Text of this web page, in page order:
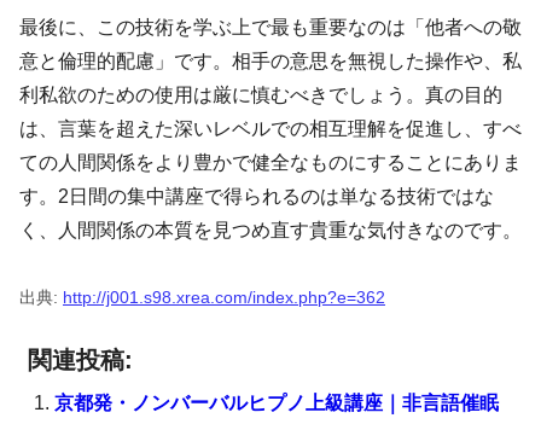
最後に、この技術を学ぶ上で最も重要なのは「他者への敬
意と倫理的配慮」です。相手の意思を無視した操作や、私
利私欲のための使用は厳に慎むべきでしょう。真の目的
は、言葉を超えた深いレベルでの相互理解を促進し、すべ
ての人間関係をより豊かで健全なものにすることにありま
す。2日間の集中講座で得られるのは単なる技術ではな
く、人間関係の本質を見つめ直す貴重な気付きなのです。
出典: http://j001.s98.xrea.com/index.php?e=362
関連投稿:
京都発・ノンバーバルヒプノ上級講座｜非言語催眠